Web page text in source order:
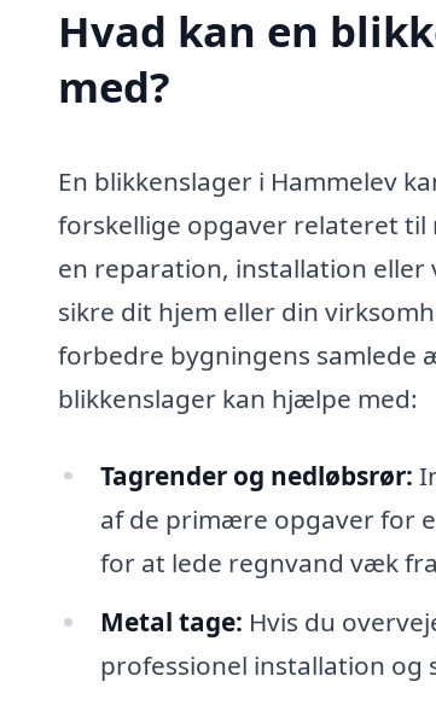
Hvad kan en
med?
En blikkenslager i Hammelev
forskellige opgaver relateret
en reparation, installation eller
sikre dit hjem eller din
forbedre bygningens samlede
blikkenslager kan hjælpe med:
Tagrender og nedløbsrør:
af de primære opgaver for
for at lede regnvand væk
Metal tage: Hvis du
professionel installation